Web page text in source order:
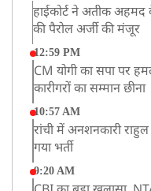
हाईकोर्ट ने अतीक
की पैरोल अर्जी की मंजूर
12:59 PM
CM योगी का सपा पर
कारीगरों का सम्मान छीना
10:57 AM
रांची में अनशनकारी
गया भर्ती
9:20 AM